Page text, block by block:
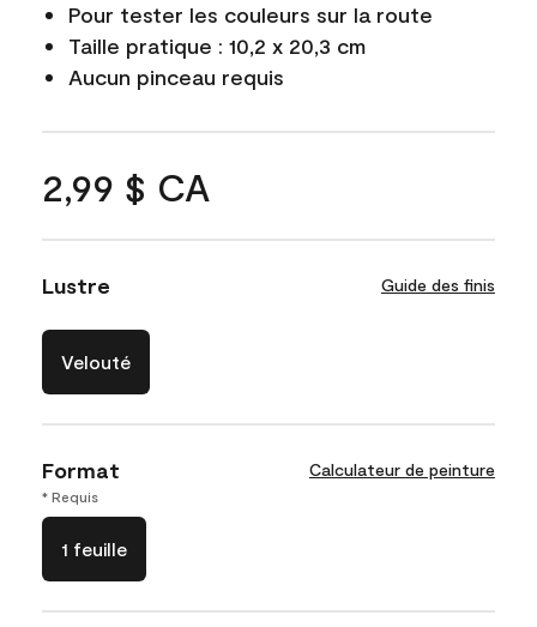
Pour tester les couleurs sur la route
Taille pratique : 10,2 x 20,3 cm
Aucun pinceau requis
2,99 $ CA
Lustre Guide des finis
Velouté
Format Calculateur de peinture
* Requis
1 feuille